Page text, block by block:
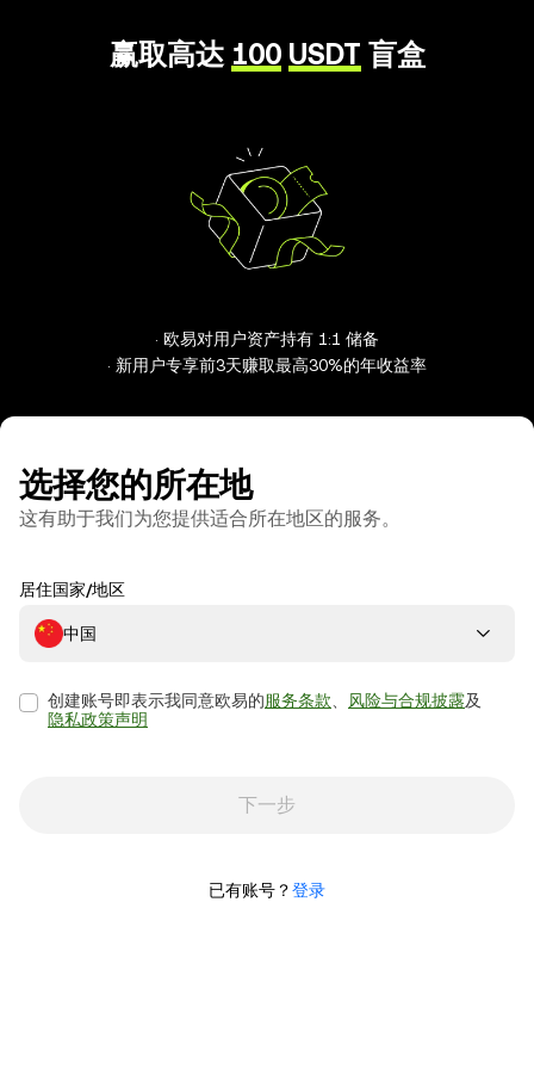
赢取高达 100 USDT 盲盒
· 欧易对用户资产持有 1:1 储备
· 新用户专享前3天赚取最高30%的年收益率
选择您的所在地
这有助于我们为您提供适合所在地区的服务。
居住国家/地区
中国
创建账号即表示我同意欧易的服务条款 风险与合规披露及
隐私政策声明
下一步
已有账号？登录